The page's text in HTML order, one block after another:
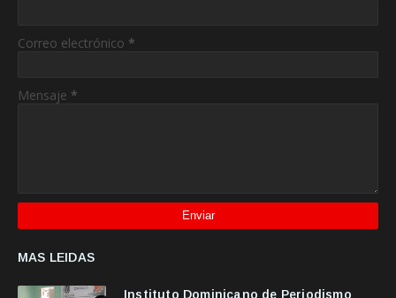
Correo electrónico *
Mensaje *
MAS LEIDAS
Instituto Dominicano de Periodismo